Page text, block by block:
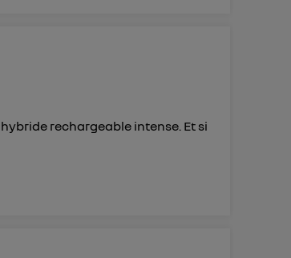
rechargeable intense. Et si